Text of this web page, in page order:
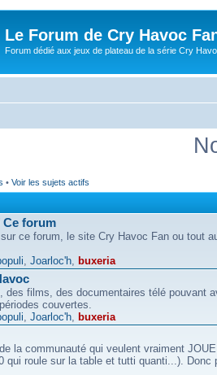
Le Forum de Cry Havoc
Forum dédié aux jeux de plateau de la série Cry
• Voir les sujets actifs
Ce forum
ce forum, le site Cry Havoc Fan ou tout
, Joarloc'h, buxeria
des films, des documentaires télé pouvant
couvertes.
, Joarloc'h, buxeria
la communauté qui veulent vraiment
qui roule sur la table et tutti quanti...). Donc